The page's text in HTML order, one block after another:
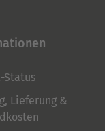
Status
Lieferung &